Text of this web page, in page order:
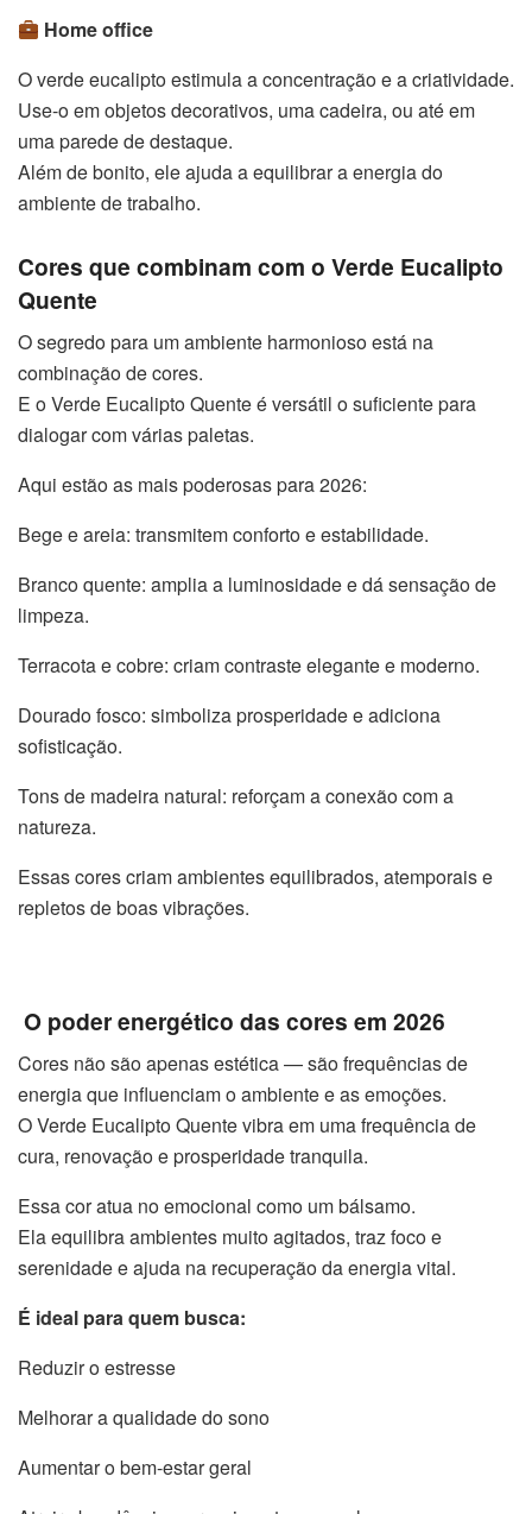
Home office
O verde eucalipto estimula a concentração e a criatividade.
Use-o em objetos decorativos, uma cadeira, ou até em
uma parede de destaque.
Além de bonito, ele ajuda a equilibrar a energia do
ambiente de trabalho.
Cores que combinam com o Verde Eucalipto
Quente
O segredo para um ambiente harmonioso está na
combinação de cores.
E o Verde Eucalipto Quente é versátil o suficiente para
dialogar com várias paletas.
Aqui estão as mais poderosas para 2026:
Bege e areia: transmitem conforto e estabilidade.
Branco quente: amplia a luminosidade e dá sensação de
limpeza.
Terracota e cobre: criam contraste elegante e moderno.
Dourado fosco: simboliza prosperidade e adiciona
sofisticação.
Tons de madeira natural: reforçam a conexão com a
natureza.
Essas cores criam ambientes equilibrados, atemporais e
repletos de boas vibrações.
O poder energético das cores em 2026
Cores não são apenas estética — são frequências de
energia que influenciam o ambiente e as emoções.
O Verde Eucalipto Quente vibra em uma frequência de
cura, renovação e prosperidade tranquila.
Essa cor atua no emocional como um bálsamo.
Ela equilibra ambientes muito agitados, traz foco e
serenidade e ajuda na recuperação da energia vital.
É ideal para quem busca:
Reduzir o estresse
Melhorar a qualidade do sono
Aumentar o bem-estar geral